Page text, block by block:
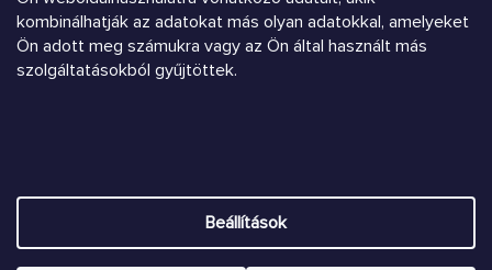
kombinálhatják az adatokat más olyan adatokkal, amelyeket
Ön adott meg számukra vagy az Ön által használt más
szolgáltatásokból gyűjtöttek.
Beállítások
Árukereső.hu
Shoptet készítette
Copyright 2026Chrústiček.eu. Minden jog fenntartva.Süti